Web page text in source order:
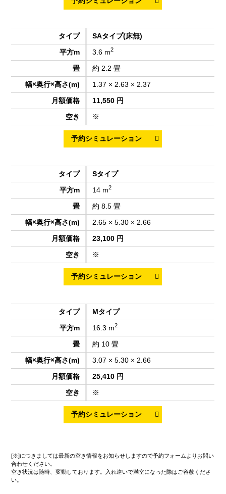
SAタイプ(床無)
3.6 m2
約 2.2 畳
1.37 × 2.63 × 2.37
11,550 円
※
Sタイプ
14 m2
約 8.5 畳
2.65 × 5.30 × 2.66
23,100 円
※
Mタイプ
16.3 m2
約 10 畳
3.07 × 5.30 × 2.66
25,410 円
※
[※]につきましては最新の空き情報をお知らせしますので予約フォームよりお問い
合わせください。
空き状況は随時、変動しております。入れ違いで満室になった際はご容赦くださ
い。